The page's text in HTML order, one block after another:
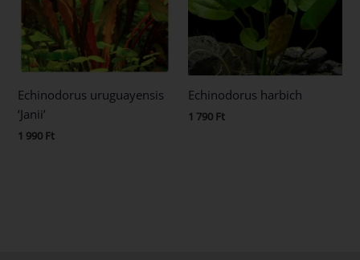
Echinodorus uruguayensis
‘Janii’
1 990 Ft
Echinodorus harbich
1 790 Ft